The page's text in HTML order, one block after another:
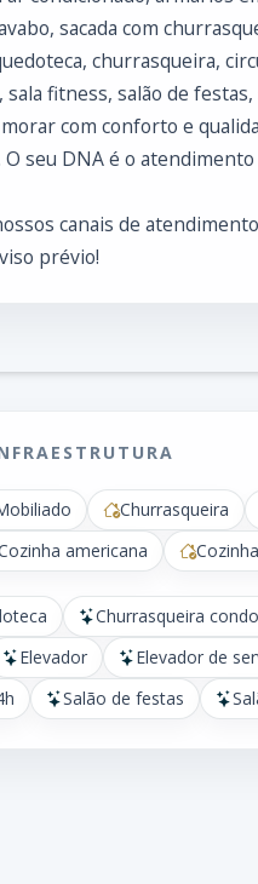
sacada com
churrasqueira,
fitness, salão de festas,
com conforto e
O seu DNA é o
canais de
prévio!
Churrasqueira
americana
Churrasqueira
Elevador Elevador de
Salão de festas